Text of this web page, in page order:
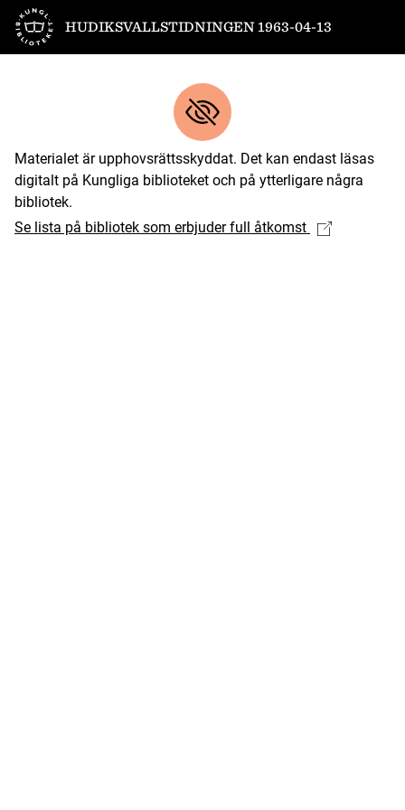
Till startsidan
HUDIKSVALLSTIDNINGEN 1963-04-13
Materialet är upphovsrättsskyddat. Det kan endast läsas
digitalt på Kungliga biblioteket och på ytterligare några
bibliotek.
Se lista på bibliotek som erbjuder full åtkomst